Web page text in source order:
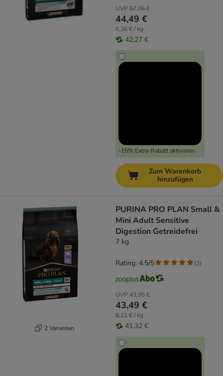
UVP 57,06 €
44,49 €
6,36 € / kg
42,27 €
-15% Extra-Rabatt aktivieren
Zum Warenkorb
hinzufügen
2 Varianten
PURINA PRO PLAN Small &
Mini Adult Sensitive
Digestion Getreidefrei
7 kg
UVP 43,95 €
43,49 €
6,21 € / kg
41,32 €
Rating: 4.5/5 (2)